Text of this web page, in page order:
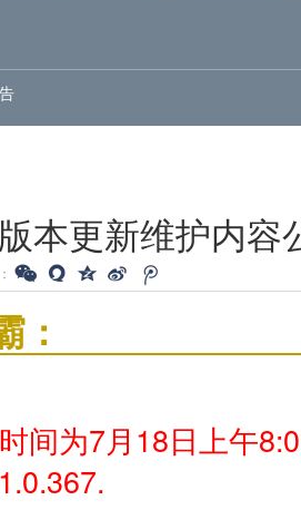
本更新维护内容
：
间为7月18日上午